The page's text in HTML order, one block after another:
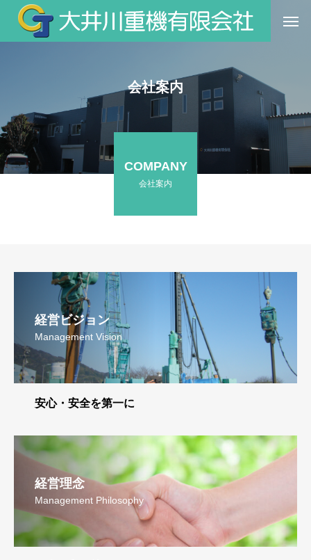
会社案内
COMPANY
会社案内
経営ビジョン
Management Vision
安心・安全を第一に
経営理念
Management Philosophy